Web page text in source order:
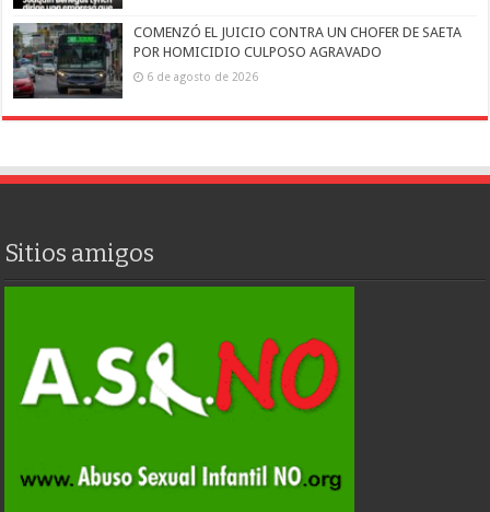
COMENZÓ EL JUICIO CONTRA UN CHOFER DE SAETA
POR HOMICIDIO CULPOSO AGRAVADO
6 de agosto de 2026
Sitios amigos